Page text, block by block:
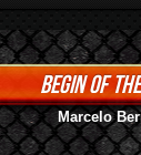
Top Músicas
BEGIN OF
-
Marcelo